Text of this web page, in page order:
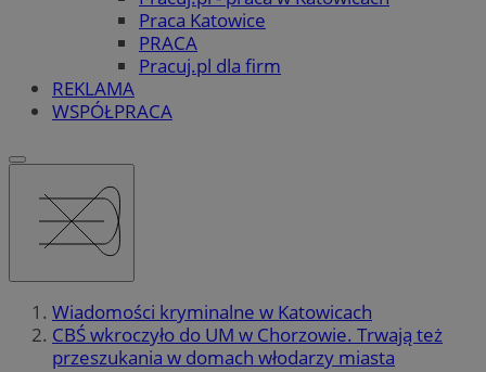
Praca Katowice
PRACA
Pracuj.pl dla firm
REKLAMA
WSPÓŁPRACA
Wiadomości kryminalne w Katowicach
CBŚ wkroczyło do UM w Chorzowie. Trwają też
przeszukania w domach włodarzy miasta